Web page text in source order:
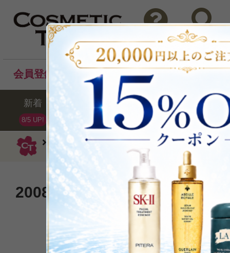
ニュクス オイル・バーム プロディ
問い合わせ 検索
会員登録後のお買い物でポイントプレゼント！
新着
8/5 UP!
セール ランキング ブ
2008年度優秀製品「プロダク
ヤー」受賞
再入荷